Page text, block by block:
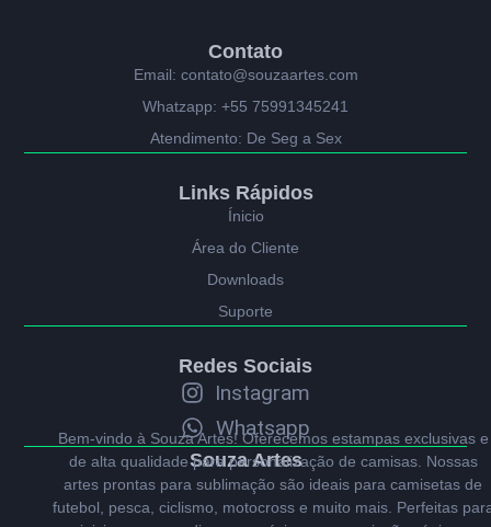
Souza Artes
Bem-vindo à Souza Artes! Oferecemos estampas exclusivas e
de alta qualidade para personalização de camisas. Nossas
artes prontas para sublimação são ideais para camisetas de
futebol, pesca, ciclismo, motocross e muito mais. Perfeitas
Contato
Email: contato@souzaartes.com
Whatzapp: +55 75991345241
Atendimento: De Seg a Sex
Redes Sociais
Instagram
Whatsapp
Links Rápidos
Ínicio
Área do Cliente
Downloads
Suporte